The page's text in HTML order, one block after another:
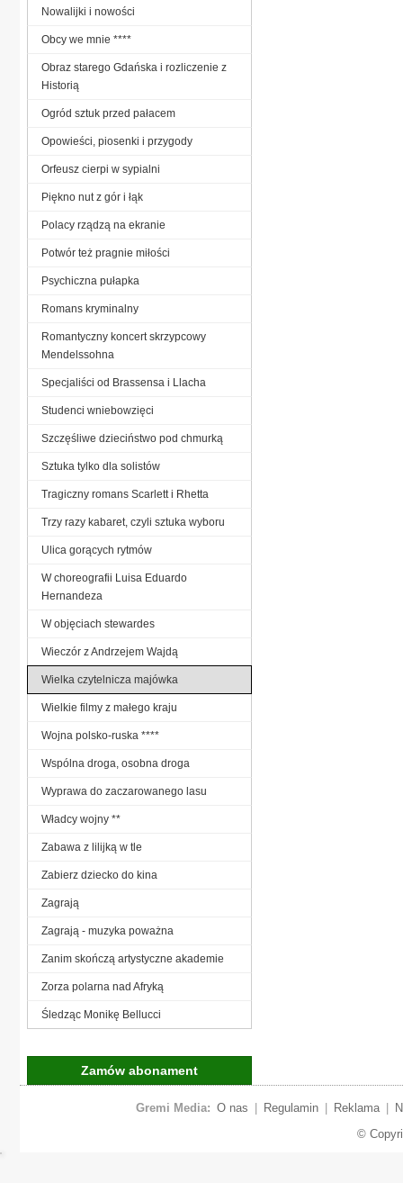
Nowalijki i nowości
Obcy we mnie ****
Obraz starego Gdańska i rozliczenie z
Historią
Ogród sztuk przed pałacem
Opowieści, piosenki i przygody
Orfeusz cierpi w sypialni
Piękno nut z gór i łąk
Polacy rządzą na ekranie
Potwór też pragnie miłości
Psychiczna pułapka
Romans kryminalny
Romantyczny koncert skrzypcowy
Mendelssohna
Specjaliści od Brassensa i Llacha
Studenci wniebowzięci
Szczęśliwe dzieciństwo pod chmurką
Sztuka tylko dla solistów
Tragiczny romans Scarlett i Rhetta
Trzy razy kabaret, czyli sztuka wyboru
Ulica gorących rytmów
W choreografii Luisa Eduardo
Hernandeza
W objęciach stewardes
Wieczór z Andrzejem Wajdą
Wielka czytelnicza majówka
Wielkie filmy z małego kraju
Wojna polsko-ruska ****
Wspólna droga, osobna droga
Wyprawa do zaczarowanego lasu
Władcy wojny **
Zabawa z lilijką w tle
Zabierz dziecko do kina
Zagrają
Zagrają - muzyka poważna
Zanim skończą artystyczne akademie
Zorza polarna nad Afryką
Śledząc Monikę Bellucci
Zamów abonament
Gremi Media: O nas Regulamin Reklama
©